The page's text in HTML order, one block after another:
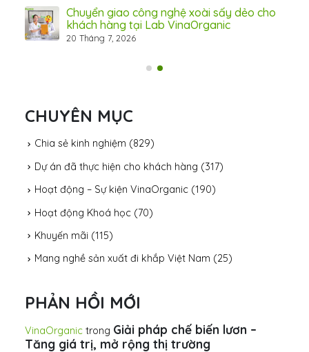
Chuyển giao công nghệ xoài sấy dẻo cho
khách hàng tại Lab VinaOrganic
20 Tháng 7, 2026
CHUYÊN MỤC
Chia sẻ kinh nghiệm (829)
Dự án đã thực hiện cho khách hàng (317)
Hoạt động – Sự kiện VinaOrganic (190)
Hoạt động Khoá học (70)
Khuyến mãi (115)
Mang nghề sản xuất đi khắp Việt Nam (25)
PHẢN HỒI MỚI
VinaOrganic trong Giải pháp chế biến lươn –
Tăng giá trị, mở rộng thị trường